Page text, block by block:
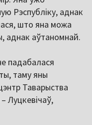
Рэспубліку, аднак
што яна можа
аднак аўтаномнай.
падабалася
таму яны
Таварыства
Луцкевічаў,